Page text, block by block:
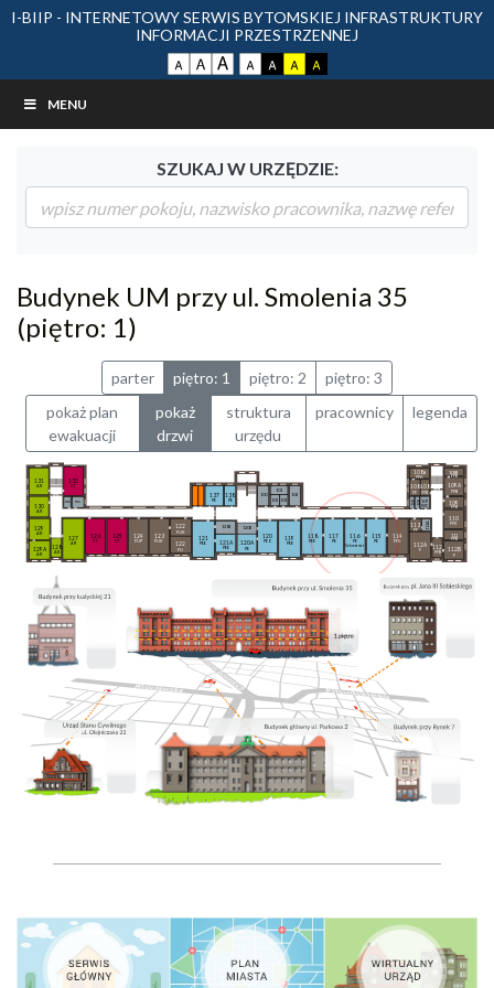
I-BIIP - INTERNETOWY SERWIS BYTOMSKIEJ INFRASTRUKTURY
INFORMACJI PRZESTRZENNEJ
MENU
SZUKAJ W URZĘDZIE:
Budynek UM przy ul. Smolenia 35
(piętro: 1)
parter piętro: 1 piętro: 2
piętro: 3
pokaż plan
ewakuacji
pokaż
drzwi
struktura
urzędu
pracownicy legenda
wc
wc
100
101
102 103
104
105 106 107
WC
113A
121B 120B
108
FFB
108
FF
108a
FFK
109
FFB
109A
FFB
109B
FFB
110
FFK
111
FFB
112
FFB
112A
F 112B
F
113
FF
114
FFK
115
PE
117
PE
118
PEE
119
PEE
120
PEO
120A
PE
121
PEE 121A
PEE
122
FU
122
FUK
123
FUK
124
FUP
125
ST
126
ST
127
AR
128
AR
129
AR
129A
AR
130
AR
131
AR
132
ST
137
PE
138
PE
116
PE
Sekretariat